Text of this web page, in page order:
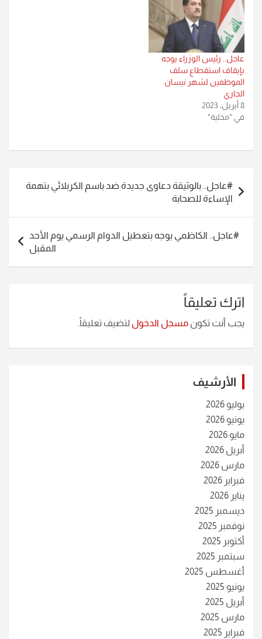
عاجل.. رئيس الوزراء يوجه
بإيقاف استقطاع سلف
الموظفين لشهر نيسان
الجاري
8 أبريل، 2023
في "محلية"
المقالات
#عاجل.. بالوثيقة دعاوى جديدة ضد باسم الكربلائي بتهمة
الإساءة للصحابة
#عاجل.. الكاظمي يوجه بتعطيل الدوام الرسمي يوم الأحد
المقبل
اترك تعليقاً
يجب أنت تكون مسجل الدخول لتضيف تعليقاً.
الأرشيف
يوليو 2026
يونيو 2026
مايو 2026
أبريل 2026
مارس 2026
فبراير 2026
يناير 2026
ديسمبر 2025
نوفمبر 2025
أكتوبر 2025
سبتمبر 2025
أغسطس 2025
يونيو 2025
أبريل 2025
مارس 2025
فبراير 2025